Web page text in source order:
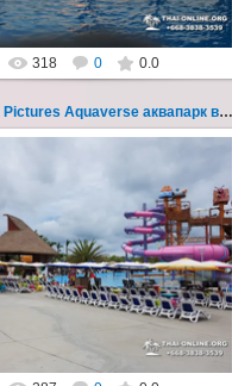
318 0 0.0
Columbia Pictures Aquaverse аквапарк в Паттайе 252
Pictures Aquaverse - новый
аквапарк в Паттайе.
в октябре 2022 после
модернизации и смены...
Thai-Online